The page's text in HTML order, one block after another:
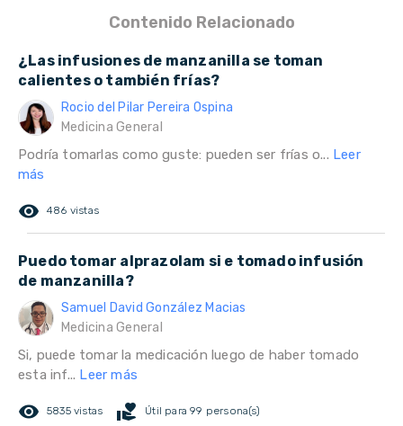
Contenido Relacionado
¿Las infusiones de manzanilla se toman
calientes o también frías?
Rocio del Pilar Pereira Ospina
Medicina General
Podría tomarlas como guste: pueden ser frías o... Leer
más
remove_red_eye 486 vistas
Puedo tomar alprazolam si e tomado infusión
de manzanilla?
Samuel David González Macias
Medicina General
Si, puede tomar la medicación luego de haber tomado
esta inf... Leer más
remove_red_eye 5835 vistas volunteer_activism Útil para 99 persona(s)